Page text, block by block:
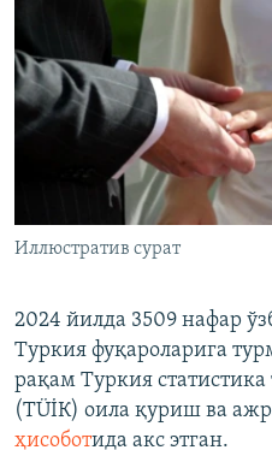
Иллюстратив сурат
2024 йилда 3509 нафар
Туркия фуқароларига
рақам Туркия
(ТÜİК) оила қуриш ва
ҳисоботида акс этган.